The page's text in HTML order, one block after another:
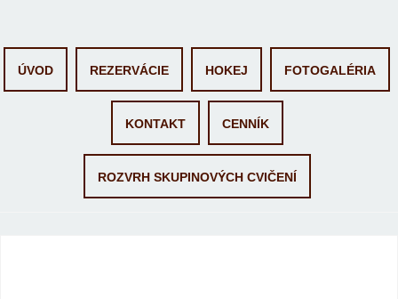
Skip to content
ÚVOD
REZERVÁCIE HOKEJ FOTOGALÉRIA
KONTAKT CENNÍK
ROZVRH SKUPINOVÝCH CVIČENÍ